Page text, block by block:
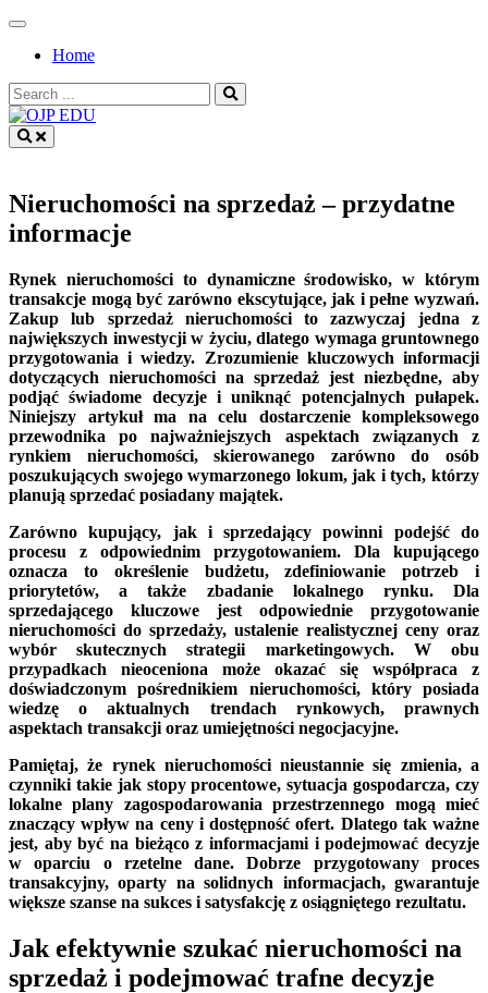
Skip
contentHome
Search
for:
Nieruchomości na sprzedaż – przydatne
informacje
Rynek nieruchomości to dynamiczne środowisko, w którym
transakcje mogą być zarówno ekscytujące, jak i pełne wyzwań.
Zakup lub sprzedaż nieruchomości to zazwyczaj jedna z
największych inwestycji w życiu, dlatego wymaga gruntownego
przygotowania i wiedzy. Zrozumienie kluczowych informacji
dotyczących nieruchomości na sprzedaż jest niezbędne, aby
podjąć świadome decyzje i uniknąć potencjalnych pułapek.
Niniejszy artykuł ma na celu dostarczenie kompleksowego
przewodnika po najważniejszych aspektach związanych z
rynkiem nieruchomości, skierowanego zarówno do osób
poszukujących swojego wymarzonego lokum, jak i tych, którzy
planują sprzedać posiadany majątek.
Zarówno kupujący, jak i sprzedający powinni podejść do
procesu z odpowiednim przygotowaniem. Dla kupującego
oznacza to określenie budżetu, zdefiniowanie potrzeb i
priorytetów, a także zbadanie lokalnego rynku. Dla
sprzedającego kluczowe jest odpowiednie przygotowanie
nieruchomości do sprzedaży, ustalenie realistycznej ceny oraz
wybór skutecznych strategii marketingowych. W obu
przypadkach nieoceniona może okazać się współpraca z
doświadczonym pośrednikiem nieruchomości, który posiada
wiedzę o aktualnych trendach rynkowych, prawnych
aspektach transakcji oraz umiejętności negocjacyjne.
Pamiętaj, że rynek nieruchomości nieustannie się zmienia, a
czynniki takie jak stopy procentowe, sytuacja gospodarcza, czy
lokalne plany zagospodarowania przestrzennego mogą mieć
znaczący wpływ na ceny i dostępność ofert. Dlatego tak ważne
jest, aby być na bieżąco z informacjami i podejmować decyzje
w oparciu o rzetelne dane. Dobrze przygotowany proces
transakcyjny, oparty na solidnych informacjach, gwarantuje
większe szanse na sukces i satysfakcję z osiągniętego rezultatu.
Jak efektywnie szukać nieruchomości na
sprzedaż i podejmować trafne decyzje